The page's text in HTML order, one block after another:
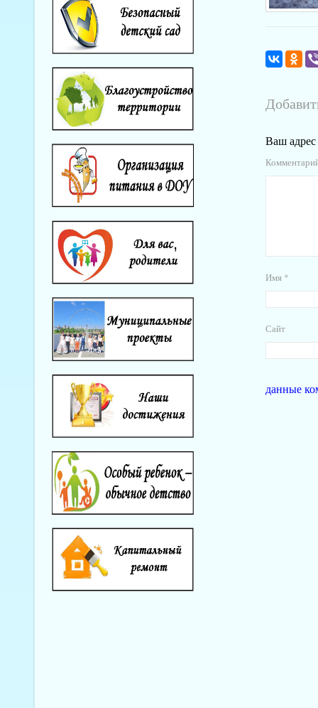
Ваш адрес
Имя *
Сайт
данные